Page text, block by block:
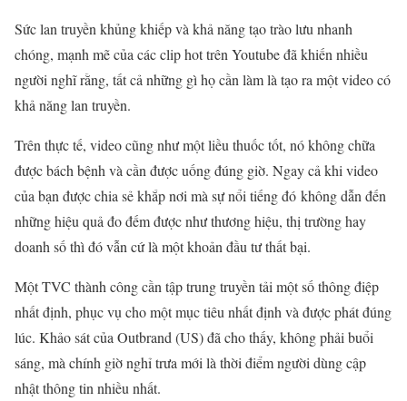
Sức lan truyền khủng khiếp và khả năng tạo trào lưu nhanh
chóng, mạnh mẽ của các clip hot trên Youtube đã khiến nhiều
người nghĩ rằng, tất cả những gì họ cần làm là tạo ra một video có
khả năng lan truyền.
Trên thực tế, video cũng như một liều thuốc tốt, nó không chữa
được bách bệnh và cần được uống đúng giờ. Ngay cả khi video
của bạn được chia sẻ khắp nơi mà sự nổi tiếng đó không dẫn đến
những hiệu quả đo đếm được như thương hiệu, thị trường hay
doanh số thì đó vẫn cứ là một khoản đầu tư thất bại.
Một TVC thành công cần tập trung truyền tải một số thông điệp
nhất định, phục vụ cho một mục tiêu nhất định và được phát đúng
lúc. Khảo sát của Outbrand (US) đã cho thấy, không phải buổi
sáng, mà chính giờ nghỉ trưa mới là thời điểm người dùng cập
nhật thông tin nhiều nhất.